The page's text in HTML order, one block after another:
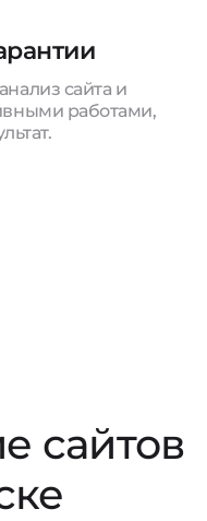
сайта и
работами,
сайтов